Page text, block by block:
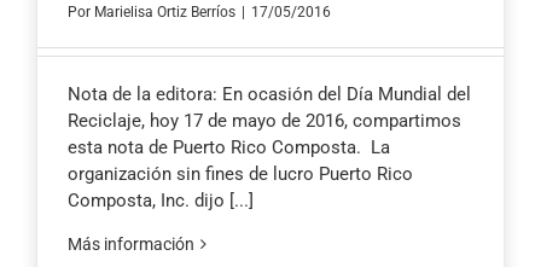
Por Marielisa Ortiz Berríos 17/05/2016
Nota de la editora: En ocasión del Día Mundial del
Reciclaje, hoy 17 de mayo de 2016, compartimos
esta nota de Puerto Rico Composta. La
organización sin fines de lucro Puerto Rico
Composta, Inc. dijo [...]
Más información